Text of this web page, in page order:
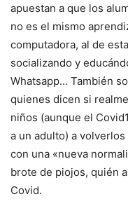
apuestan a que los
no es el mismo
computadora, al de
socializando y
Whatsapp… También
quienes dicen si
niños (aunque el
a un adulto) a
con una «nueva
brote de piojos, quién
Covid.